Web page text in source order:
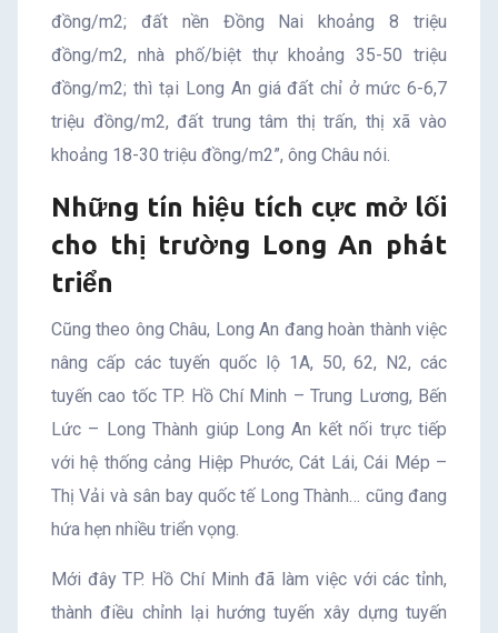
đồng/m2; đất nền Đồng Nai khoảng 8 triệu
đồng/m2, nhà phố/biệt thự khoảng 35-50 triệu
đồng/m2; thì tại Long An giá đất chỉ ở mức 6-6,7
triệu đồng/m2, đất trung tâm thị trấn, thị xã vào
khoảng 18-30 triệu đồng/m2”, ông Châu nói.
Những tín hiệu tích cực mở lối
cho thị trường Long An phát
triển
Cũng theo ông Châu, Long An đang hoàn thành việc
nâng cấp các tuyến quốc lộ 1A, 50, 62, N2, các
tuyến cao tốc TP. Hồ Chí Minh – Trung Lương, Bến
Lức – Long Thành giúp Long An kết nối trực tiếp
với hệ thống cảng Hiệp Phước, Cát Lái, Cái Mép –
Thị Vải và sân bay quốc tế Long Thành… cũng đang
hứa hẹn nhiều triển vọng.
Mới đây TP. Hồ Chí Minh đã làm việc với các tỉnh,
thành điều chỉnh lại hướng tuyến xây dựng tuyến